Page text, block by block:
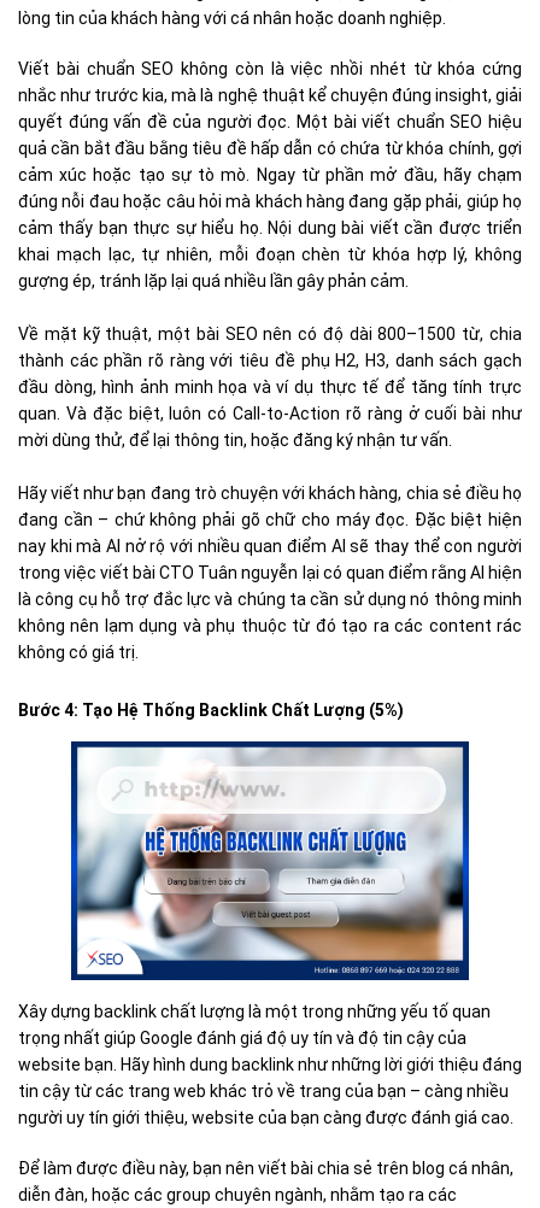
lòng tin của khách hàng với cá nhân hoặc doanh nghiệp.
Viết bài chuẩn SEO không còn là việc nhồi nhét từ khóa cứng
nhắc như trước kia, mà là nghệ thuật kể chuyện đúng insight, giải
quyết đúng vấn đề của người đọc. Một bài viết chuẩn SEO hiệu
quả cần bắt đầu bằng tiêu đề hấp dẫn có chứa từ khóa chính, gợi
cảm xúc hoặc tạo sự tò mò. Ngay từ phần mở đầu, hãy chạm
đúng nỗi đau hoặc câu hỏi mà khách hàng đang gặp phải, giúp họ
cảm thấy bạn thực sự hiểu họ. Nội dung bài viết cần được triển
khai mạch lạc, tự nhiên, mỗi đoạn chèn từ khóa hợp lý, không
gượng ép, tránh lặp lại quá nhiều lần gây phản cảm.
Về mặt kỹ thuật, một bài SEO nên có độ dài 800–1500 từ, chia
thành các phần rõ ràng với tiêu đề phụ H2, H3, danh sách gạch
đầu dòng, hình ảnh minh họa và ví dụ thực tế để tăng tính trực
quan. Và đặc biệt, luôn có Call-to-Action rõ ràng ở cuối bài như
mời dùng thử, để lại thông tin, hoặc đăng ký nhận tư vấn.
Hãy viết như bạn đang trò chuyện với khách hàng, chia sẻ điều họ
đang cần – chứ không phải gõ chữ cho máy đọc. Đặc biệt hiện
nay khi mà AI nở rộ với nhiều quan điểm AI sẽ thay thể con người
trong việc viết bài CTO Tuân nguyễn lại có quan điểm rằng AI hiện
là công cụ hỗ trợ đắc lực và chúng ta cần sử dụng nó thông minh
không nên lạm dụng và phụ thuộc từ đó tạo ra các content rác
không có giá trị.
Bước 4: Tạo Hệ Thống Backlink Chất Lượng (5%)
Xây dựng backlink chất lượng là một trong những yếu tố quan
trọng nhất giúp Google đánh giá độ uy tín và độ tin cậy của
website bạn. Hãy hình dung backlink như những lời giới thiệu đáng
tin cậy từ các trang web khác trỏ về trang của bạn – càng nhiều
người uy tín giới thiệu, website của bạn càng được đánh giá cao.
Để làm được điều này, bạn nên viết bài chia sẻ trên blog cá nhân,
diễn đàn, hoặc các group chuyên ngành, nhằm tạo ra các